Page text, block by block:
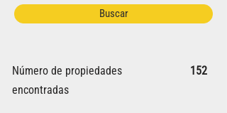
Buscar
Número de propiedades
encontradas
152